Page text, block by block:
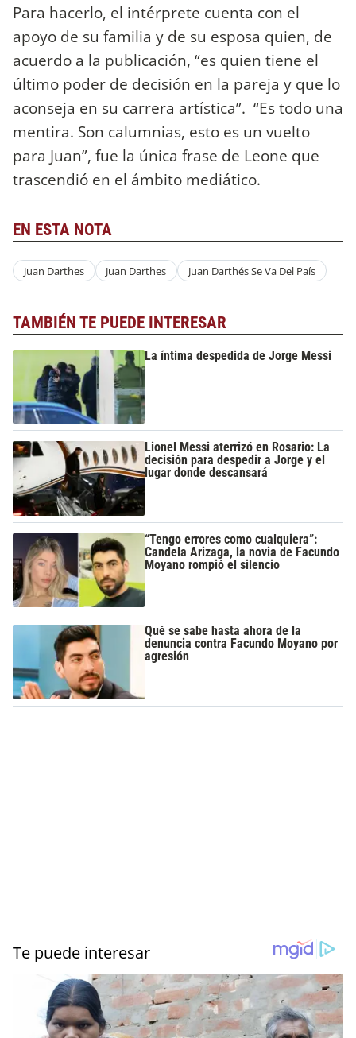
Para hacerlo, el intérprete cuenta con el
apoyo de su familia y de su esposa quien, de
acuerdo a la publicación, “es quien tiene el
último poder de decisión en la pareja y que lo
aconseja en su carrera artística”. “Es todo una
mentira. Son calumnias, esto es un vuelto
para Juan”, fue la única frase de Leone que
trascendió en el ámbito mediático.
EN ESTA NOTA
Juan Darthes Juan Darthes Juan Darthés Se Va Del País
TAMBIÉN TE PUEDE INTERESAR
La íntima despedida de Jorge Messi
Lionel Messi aterrizó en Rosario: La
decisión para despedir a Jorge y el
lugar donde descansará
“Tengo errores como cualquiera”:
Candela Arizaga, la novia de Facundo
Moyano rompió el silencio
Qué se sabe hasta ahora de la
denuncia contra Facundo Moyano por
agresión